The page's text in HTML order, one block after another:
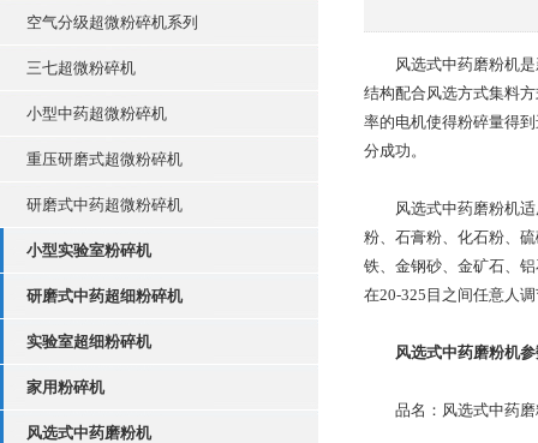
空气分级超微粉碎机系列
三七超微粉碎机
小型中药超微粉碎机
重压研磨式超微粉碎机
研磨式中药超微粉碎机
小型实验室粉碎机
研磨式中药超细粉碎机
实验室超细粉碎机
家用粉碎机
风选式中药磨粉机
风选式中药磨粉机是
结构配合风选方式集料
率的电机使得粉碎量得
分成功。
风选式中药磨粉机适
粉、石膏粉、化石粉、
铁、金钢砂、金矿石、
在20-325目之间任意人
风选式中药磨粉机参
品名：风选式中药磨